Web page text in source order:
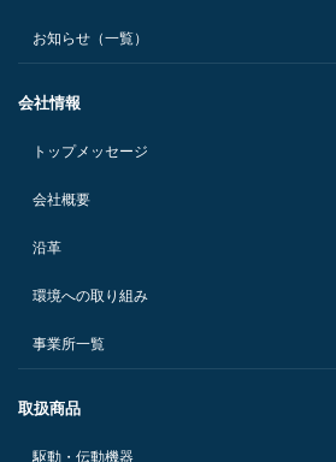
お知らせ（一覧）
会社情報
トップメッセージ
会社概要
沿革
環境への取り組み
事業所一覧
取扱商品
駆動・伝動機器